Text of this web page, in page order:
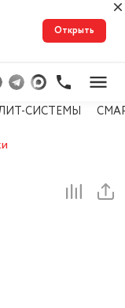
Открыть
СИСТЕМЫ